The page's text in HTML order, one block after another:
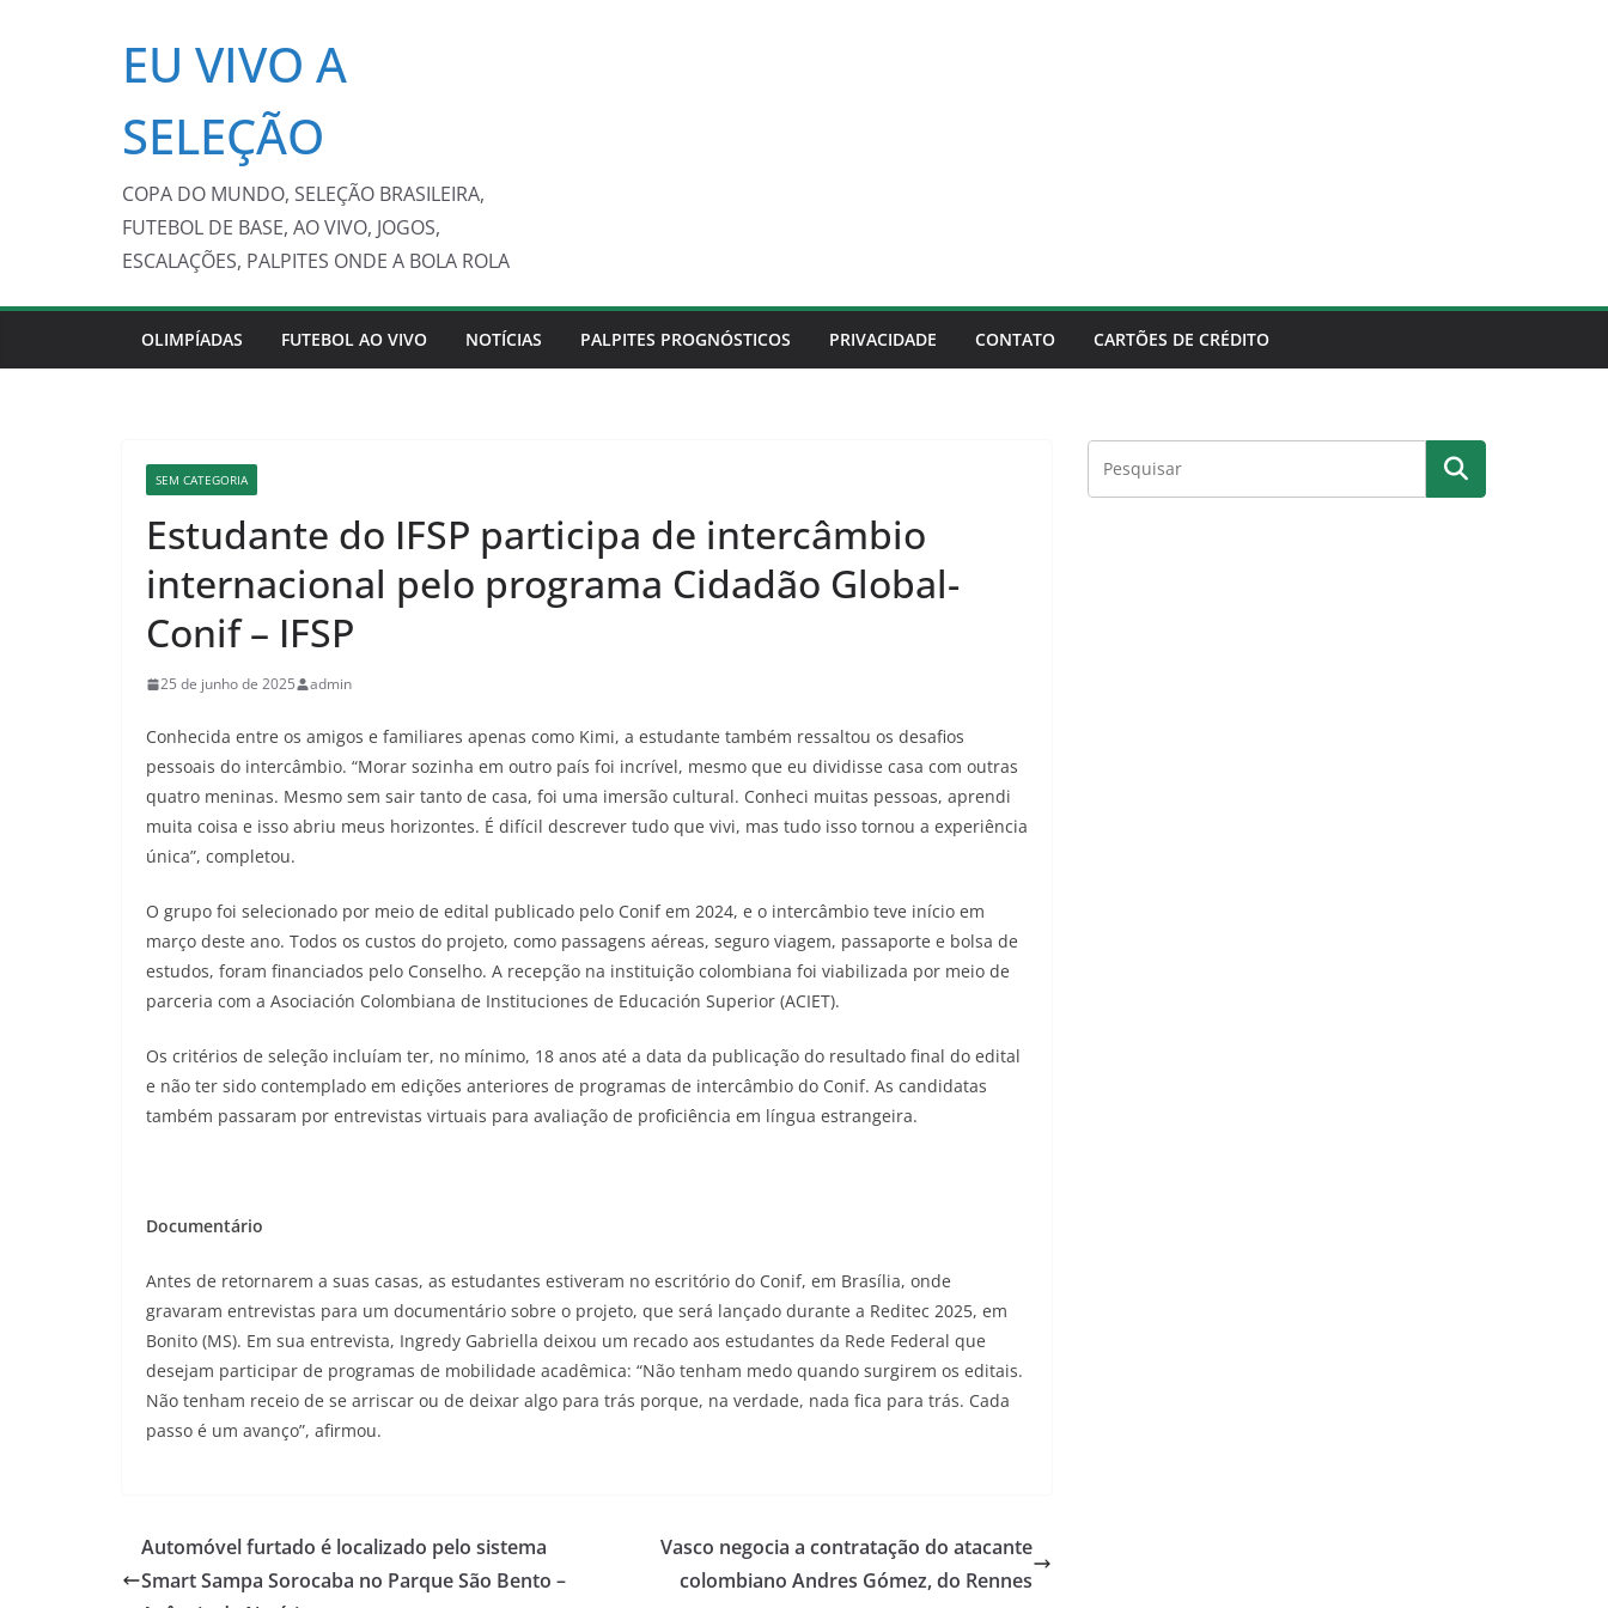
EU VIVO A
SELEÇÃO
COPA DO MUNDO, SELEÇÃO BRASILEIRA,
FUTEBOL DE BASE, AO VIVO, JOGOS,
ESCALAÇÕES, PALPITES ONDE A BOLA ROLA
OLIMPÍADAS FUTEBOL AO VIVO NOTÍCIAS PALPITES PROGNÓSTICOS PRIVACIDADE CONTATO CARTÕES DE CRÉDITO
SEM CATEGORIA
Estudante do IFSP participa de intercâmbio
internacional pelo programa Cidadão Global-
Conif – IFSP
25 de junho de 2025 admin
Conhecida entre os amigos e familiares apenas como Kimi, a estudante também ressaltou os desafios
pessoais do intercâmbio. “Morar sozinha em outro país foi incrível, mesmo que eu dividisse casa com outras
quatro meninas. Mesmo sem sair tanto de casa, foi uma imersão cultural. Conheci muitas pessoas, aprendi
muita coisa e isso abriu meus horizontes. É difícil descrever tudo que vivi, mas tudo isso tornou a experiência
única”, completou.
O grupo foi selecionado por meio de edital publicado pelo Conif em 2024, e o intercâmbio teve início em
março deste ano. Todos os custos do projeto, como passagens aéreas, seguro viagem, passaporte e bolsa de
estudos, foram financiados pelo Conselho. A recepção na instituição colombiana foi viabilizada por meio de
parceria com a Asociación Colombiana de Instituciones de Educación Superior (ACIET).
Os critérios de seleção incluíam ter, no mínimo, 18 anos até a data da publicação do resultado final do edital
e não ter sido contemplado em edições anteriores de programas de intercâmbio do Conif. As candidatas
também passaram por entrevistas virtuais para avaliação de proficiência em língua estrangeira.
Documentário
Antes de retornarem a suas casas, as estudantes estiveram no escritório do Conif, em Brasília, onde
gravaram entrevistas para um documentário sobre o projeto, que será lançado durante a Reditec 2025, em
Bonito (MS). Em sua entrevista, Ingredy Gabriella deixou um recado aos estudantes da Rede Federal que
desejam participar de programas de mobilidade acadêmica: “Não tenham medo quando surgirem os editais.
Não tenham receio de se arriscar ou de deixar algo para trás porque, na verdade, nada fica para trás. Cada
passo é um avanço”, afirmou.
Automóvel furtado é localizado pelo sistema
Smart Sampa Sorocaba no Parque São Bento –
Vasco negocia a contratação do atacante
colombiano Andres Gómez, do Rennes